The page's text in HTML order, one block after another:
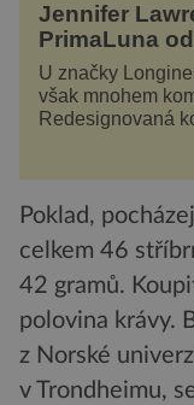
Jennifer
PrimaLuna
U značky
však mnohem
Redesignovaná
je značka
Poklad,
celkem 46
42 gramů.
polovina krávy.
z Norské
v Trondheimu,